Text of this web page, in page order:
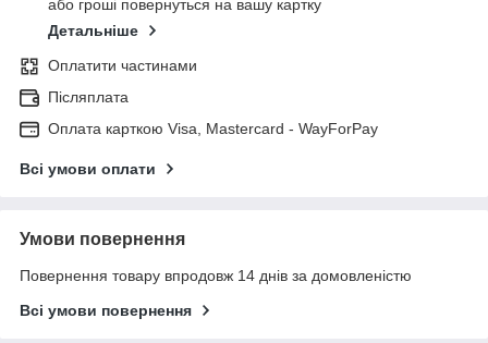
або гроші повернуться на вашу картку
Детальніше
Оплатити частинами
Післяплата
Оплата карткою Visa, Mastercard - WayForPay
Всі умови оплати
Умови повернення
Повернення товару впродовж 14 днів за домовленістю
Всі умови повернення